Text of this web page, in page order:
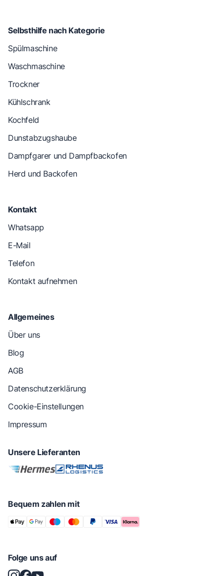
Selbsthilfe nach Kategorie
Spülmaschine
Waschmaschine
Trockner
Kühlschrank
Kochfeld
Dunstabzugshaube
Dampfgarer und Dampfbackofen
Herd und Backofen
Kontakt
Whatsapp
E-Mail
Telefon
Kontakt aufnehmen
Allgemeines
Über uns
Blog
AGB
Datenschutzerklärung
Cookie-Einstellungen
Impressum
Unsere Lieferanten
Bequem zahlen mit
Folge uns auf